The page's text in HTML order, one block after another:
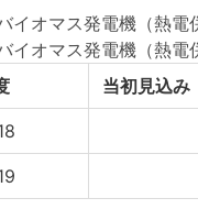
イオマス発電機（熱電
イオマス発電機（熱電
当初見込み